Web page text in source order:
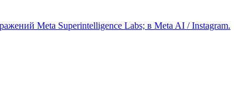
Meta Superintelligence Labs; в Meta AI / Instagram.